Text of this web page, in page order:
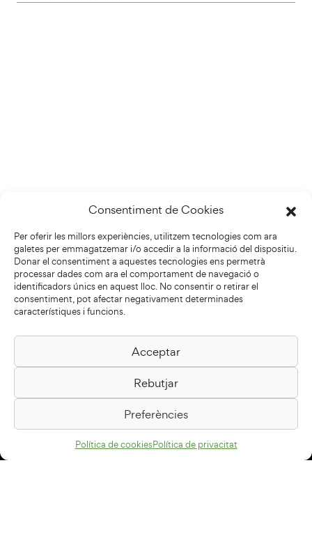
Consentiment de Cookies
Per oferir les millors experiències, utilitzem tecnologies com ara
galetes per emmagatzemar i/o accedir a la informació del dispositiu.
Donar el consentiment a aquestes tecnologies ens permetrà
processar dades com ara el comportament de navegació o
identificadors únics en aquest lloc. No consentir o retirar el
consentiment, pot afectar negativament determinades
característiques i funcions.
Acceptar
Rebutjar
Preferències
Política de cookiesPolítica de privacitat
Biblioteca Pilarin Bayés
Passeig de la Generalitat, 1
08500 Vic